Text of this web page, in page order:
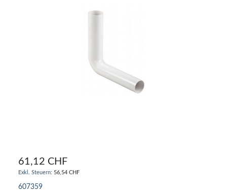
61,12 CHF
56,54 CHF
607359